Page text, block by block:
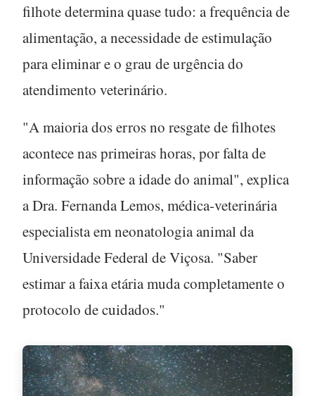
filhote determina quase tudo: a frequência de
alimentação, a necessidade de estimulação
para eliminar e o grau de urgência do
atendimento veterinário.
"A maioria dos erros no resgate de filhotes
acontece nas primeiras horas, por falta de
informação sobre a idade do animal", explica
a Dra. Fernanda Lemos, médica-veterinária
especialista em neonatologia animal da
Universidade Federal de Viçosa. "Saber
estimar a faixa etária muda completamente o
protocolo de cuidados."